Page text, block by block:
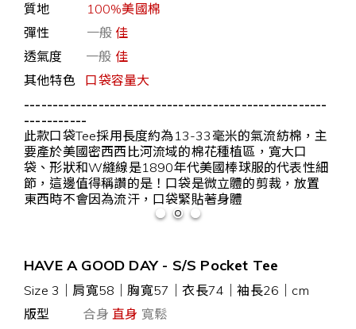
質地
100%美國棉
彈性
一般 佳
透氣度
一般 佳
其他特色 口袋容量大
-----------------------------------------------------
-----------
此款口袋Tee採用長度約為13-33毫米的氣流紡棉，主
要產於美國密西西比河流域的棉花種植區，寬大口
袋、形狀和W縫線是1890年代美國棒球服的代表性細
節，這邊值得稱讚的是！口袋是微立體的剪裁，放置
東西時不會因為流汗，口袋緊貼著身體
HAVE A GOOD DAY - S/S Pocket Tee
Size 3｜肩寬58｜胸寬57｜衣長74｜袖長26｜cm
版型 合身直身 寬鬆